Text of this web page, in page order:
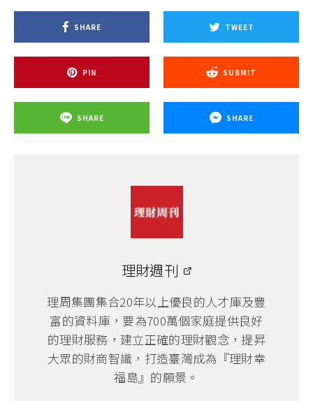
SHARE TWEET
PIN SUBMIT
SHARE SHARE
理財週刊
理周集團集合20年以上優良的人才庫及豐
富的資料庫，要為700萬個家庭提供良好
的理財服務，建立正確的理財觀念，提昇
大眾的財商智識，打造臺灣成為『理財幸
福島』的願景。